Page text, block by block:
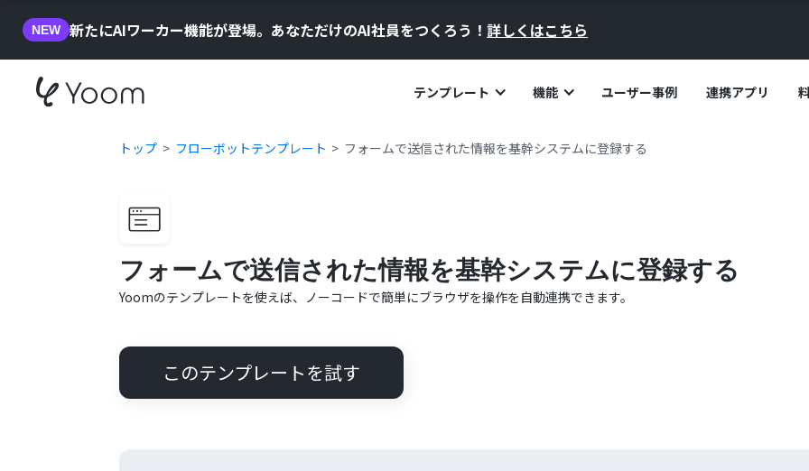
NEW 新たにAIワーカー機能が登場。あなただけのAI社員をつくろう！ 詳しくはこちら
テンプレート 機能 ユーザー事例 連携アプリ
トップ フローボットテンプレート フォームで送信された情報を基幹システムに登録する
フォームで送信された情報を基幹システムに登録する
Yoomのテンプレートを使えば、ノーコードで簡単にブラウザを操作を自動連携できます。
このテンプレートを試す